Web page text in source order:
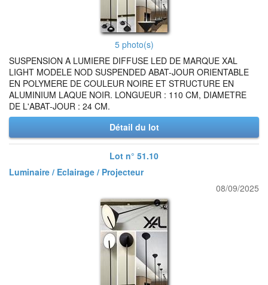
5 photo(s)
SUSPENSION A LUMIERE DIFFUSE LED DE MARQUE XAL
LIGHT MODELE NOD SUSPENDED ABAT-JOUR ORIENTABLE
EN POLYMERE DE COULEUR NOIRE ET STRUCTURE EN
ALUMINIUM LAQUE NOIR. LONGUEUR : 110 CM, DIAMETRE
DE L'ABAT-JOUR : 24 CM.
Détail du lot
Lot n° 51.10
Luminaire / Eclairage / Projecteur
08/09/2025